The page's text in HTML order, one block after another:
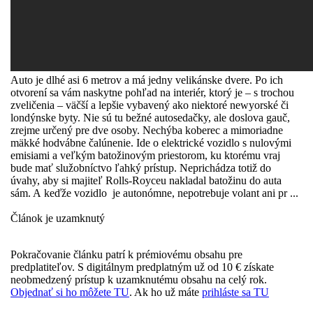
Auto je dlhé asi 6 metrov a má jedny velikánske dvere. Po ich
otvorení sa vám naskytne pohľad na interiér, ktorý je – s trochou
zveličenia – väčší a lepšie vybavený ako niektoré newyorské či
londýnske byty. Nie sú tu bežné autosedačky, ale doslova gauč,
zrejme určený pre dve osoby. Nechýba koberec a mimoriadne
mäkké hodvábne čalúnenie. Ide o elektrické vozidlo s nulovými
emisiami a veľkým batožinovým priestorom, ku ktorému vraj
bude mať služobníctvo ľahký prístup. Neprichádza totiž do
úvahy, aby si majiteľ Rolls-Royceu nakladal batožinu do auta
sám. A keďže vozidlo je autonómne, nepotrebuje volant ani pr ...
Článok je uzamknutý
Pokračovanie článku patrí k prémiovému obsahu pre
predplatiteľov. S digitálnym predplatným už od 10 € získate
neobmedzený prístup k uzamknutému obsahu na celý rok.
Objednať si ho môžete TU. Ak ho už máte prihláste sa TU